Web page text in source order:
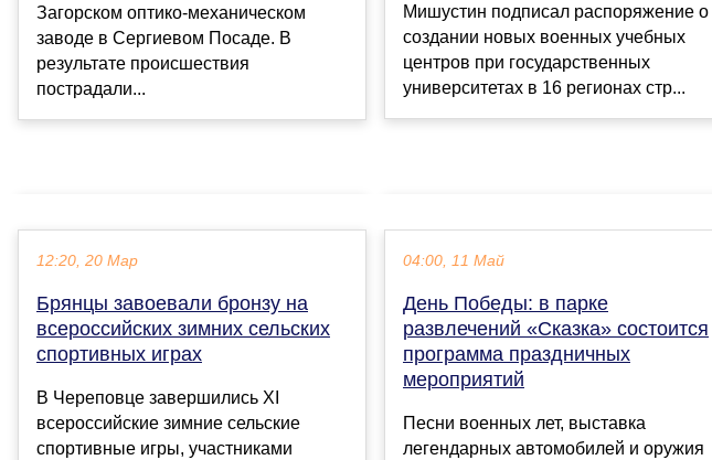
Загорском оптико-механическом
заводе в Сергиевом Посаде. В
результате происшествия
пострадали...
Мишустин подписал распоряжение о
создании новых военных учебных
центров при государственных
университетах в 16 регионах стр...
12:20, 20 Мар
Брянцы завоевали бронзу на
всероссийских зимних сельских
спортивных играх
В Череповце завершились ХI
всероссийские зимние сельские
спортивные игры, участниками
04:00, 11 Май
День Победы: в парке
развлечений «Сказка» состоится
программа праздничных
мероприятий
Песни военных лет, выставка
легендарных автомобилей и оружия